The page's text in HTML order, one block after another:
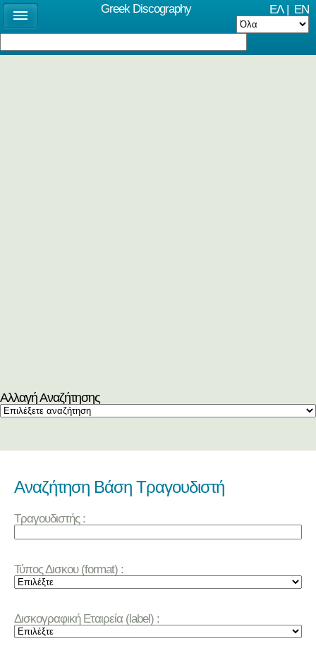
ΕΛ| EN
Αλλαγή Αναζήτησης
Αναζήτηση Βάση Τραγουδιστή
Τραγουδιστής :
Τύπος Δισκου (format) :
Δισκογραφική Εταιρεία (label) :
Greek Discography